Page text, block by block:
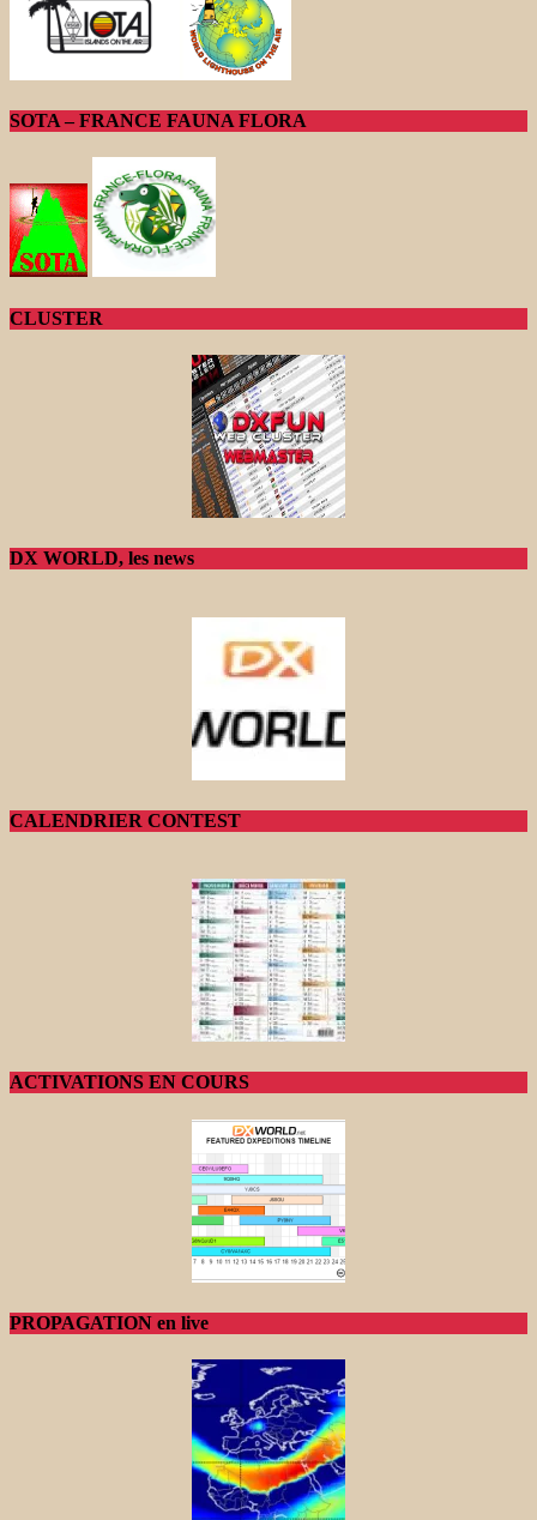
SOTA – FRANCE FAUNA FLORA
CLUSTER
DX WORLD, les news
CALENDRIER CONTEST
ACTIVATIONS EN COURS
PROPAGATION en live